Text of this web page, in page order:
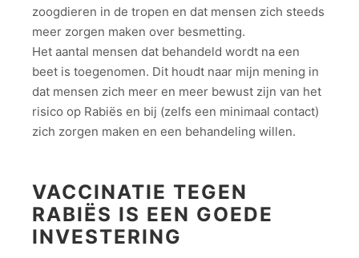
zoogdieren in de tropen en dat mensen zich steeds
meer zorgen maken over besmetting.
Het aantal mensen dat behandeld wordt na een
beet is toegenomen. Dit houdt naar mijn mening in
dat mensen zich meer en meer bewust zijn van het
risico op Rabiës en bij (zelfs een minimaal contact)
zich zorgen maken en een behandeling willen.
VACCINATIE TEGEN
RABIËS IS EEN GOEDE
INVESTERING